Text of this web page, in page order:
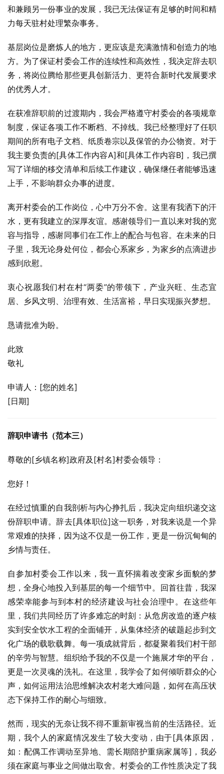
和兼顾另一份事业的发展，我已无法保证有足够的时间和精
力每天驻村处理繁杂事务。
基层岗位是磨炼人的地方，更应该是充满激情和创造力的地
方。为了保证村委会工作的连续性和高效性，我决定辞去职
务，将岗位腾给那些更具创新活力、更符合新时代发展要求
的优秀人才。
在获准辞职前的过渡期内，我会严格遵守村委会的各项规章
制度，保证各项工作不断档、不掉线。我已经整理好了任职
期间的所有电子文档、纸质卷宗以及保管的办公物资。对于
我主要负责的[具体工作内容A]和[具体工作内容B]，我已撰
写了详细的移交清单和后续工作建议，确保继任者能够迅速
上手，不影响群众办事的进度。
离开村委会的工作岗位，心中万分不舍。这里有我洒下的汗
水，更有我建立的深厚友谊。感谢领导们一直以来对我的宽
容与指导，感谢同事们在工作上的配合与包容。在未来的日
子里，我无论身处何位，都会心系家乡，为家乡的点滴进步
感到欣慰。
衷心祝愿我们村在村“两委”的带领下，产业兴旺、生态宜
居、乡风文明、治理有效、生活富裕，早日实现振兴梦想。
恳请批准为盼。
此致
敬礼
申请人：[您的姓名]
[日期]
辞职申请书（范本三）
尊敬的[乡镇名称]政府及[村名]村委会领导：
您好！
在经过慎重的自我剖析与内心挣扎后，我决定向组织递交这
份辞职申请。辞去[具体职位]这一职务，对我来说是一个异
常艰难的抉择，因为这不仅是一份工作，更是一份沉甸甸的
乡情与责任。
自参加村委会工作以来，我一直怀揣着改变家乡面貌的梦
想，全身心地投入到基层的每一个细节中。回首往昔，我深
感荣幸能参与到本村的经济建设与社会治理中。在这些年
里，我们共同经历了许多难忘的时刻：从危房改造的逐户核
实到安全饮水工程的全面铺开，从集体经济的破题起步到文
化广场的载歌载舞。每一项成就背后，都凝聚着我们村干部
的辛劳与智慧。组织给予我的不仅是一个施展才华的平台，
更是一次灵魂的洗礼。在这里，我学会了如何倾听群众的心
声，如何运用法治思维解决农村老大难问题，如何在高压状
态下保持工作的耐心与细致。
然而，现实的无奈让我不得不重新审视当前的生活路径。近
期，我个人的家庭情况发生了较大变动，由于[具体原因，
如：配偶工作调动至异地、需长期陪护重病家属等]，我必
须在家庭与事业之间做出取舍。村委会的工作性质决定了我